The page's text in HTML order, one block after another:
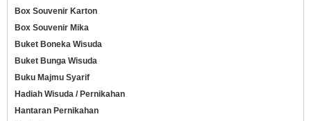
Box Souvenir Karton
Box Souvenir Mika
Buket Boneka Wisuda
Buket Bunga Wisuda
Buku Majmu Syarif
Hadiah Wisuda / Pernikahan
Hantaran Pernikahan